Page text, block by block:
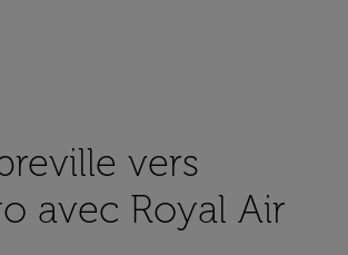
vers
avec Royal Air